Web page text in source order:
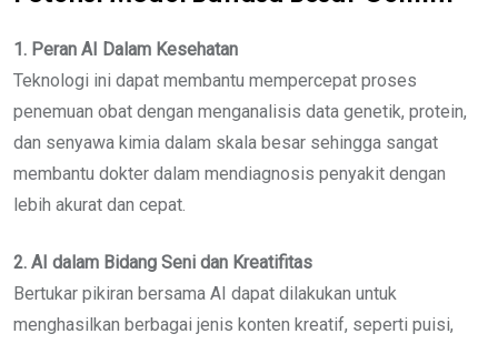
1. Peran AI Dalam Kesehatan
Teknologi ini dapat membantu mempercepat proses
penemuan obat dengan menganalisis data genetik, protein,
dan senyawa kimia dalam skala besar sehingga sangat
membantu dokter dalam mendiagnosis penyakit dengan
lebih akurat dan cepat.
2. AI dalam Bidang Seni dan Kreatifitas
Bertukar pikiran bersama AI dapat dilakukan untuk
menghasilkan berbagai jenis konten kreatif, seperti puisi,